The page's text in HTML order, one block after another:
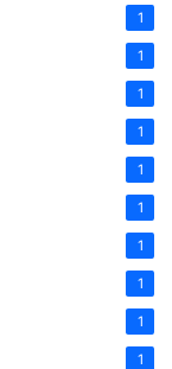
1
1
1
1
1
1
1
1
1
1